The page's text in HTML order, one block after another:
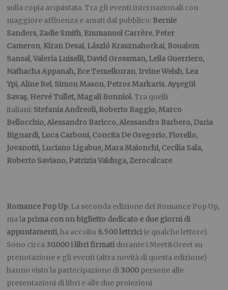
sulla copia acquistata. Tra gli eventi internazionali con
maggiore affluenza e amati dal pubblico: Bernie
Sanders,Zadie Smith, Emmanuel Carrère, Peter
Cameron, Kiran Desai, László Krasznahorkai, Boualem
Sansal,Valeria Luiselli, David Grossman, Leila Guerriero,
Nathacha Appanah, Ece Temelkuran, Irvine Welsh, Lea
Ypi,Aline Bei, Simon Mason, Petros Markaris,Ayşegül
Savaş, Hervé Tullet,Magali Bonniol. Tra quelli
italiani: Stefania Andreoli, Roberto Baggio, Marco
Bellocchio, Alessandro Baricco, Alessandro Barbero, Daria
Bignardi, Luca Carboni, Concita De Gregorio, Fiorello,
Jovanotti, Luciano Ligabue, Mara Maionchi, Cecilia Sala,
Roberto Saviano, Patrizia Valduga, Zerocalcare.
Romance Pop Up. La seconda edizione del Romance Pop Up,
ma la prima con un biglietto dedicato e due giorni di
appuntamenti, ha accolto 6.500 lettrici(e qualche lettore).
Sono circa 30.000 i libri firmatidurante i Meet&Greet su
prenotazione e gli eventi (altra novità di questa edizione)
hanno visto la partecipazione di 3.000 persone alle
presentazioni di libri e alle due proiezioni